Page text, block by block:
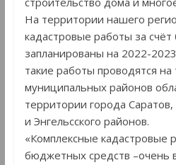
На территории нашего
кадастровые работы за
запланированы на 2022-
такие работы проводятся
муниципальных районов
территории города
и Энгельсского районов.
«Комплексные кадастровые
бюджетных средств –очень